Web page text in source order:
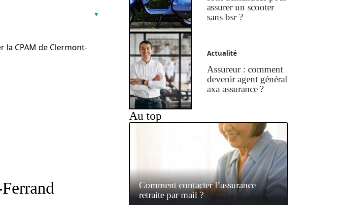
la CPAM de Clermont-
assurer un scooter
sans bsr ?
Actualité
Assureur : comment
devenir agent général
axa assurance ?
Au top
Comment contacter l’assurance
retraite par mail ?